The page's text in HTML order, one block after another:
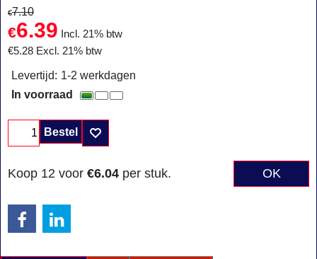
€7.10
€6.39
Incl. 21% btw
€5.28 Excl. 21% btw
Levertijd: 1-2 werkdagen
In voorraad
Bestel
Koop 12 voor €6.04 per stuk. OK